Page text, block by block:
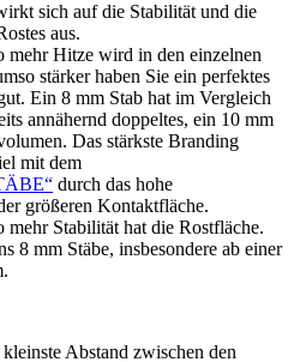
sich auf die Stabilität und die
aus.
mehr Hitze wird in den einzelnen
stärker haben Sie ein perfektes
Ein 8 mm Stab hat im Vergleich
annähernd doppeltes, ein 10 mm
Das stärkste Branding
mit dem
durch das hohe
größeren Kontaktfläche.
mehr Stabilität hat die Rostfläche.
8 mm Stäbe, insbesondere ab einer
Abstand zwischen den